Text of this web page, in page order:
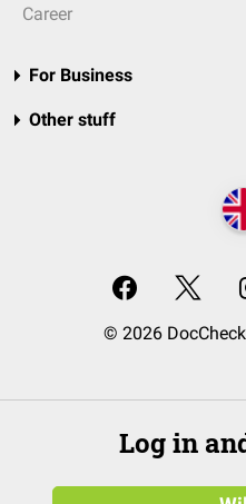
Career
For Business
Other stuff
© 2026
Log in